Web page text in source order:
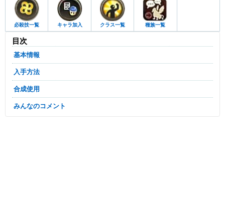
必殺技一覧 キャラ加入 クラス一覧 種族一覧
目次
基本情報
入手方法
合成使用
みんなのコメント